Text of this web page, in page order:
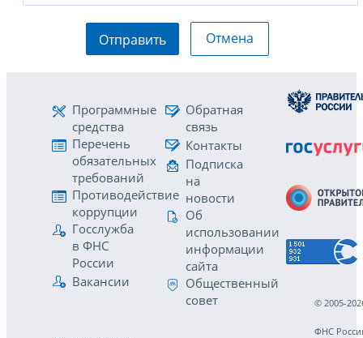
Отправить Отмена
Программные
средства
Перечень
обязательных
требований
Противодействие
коррупции
Госслужба
в ФНС
России
Вакансии
Обратная
связь
Контакты
Подписка
на
новости
Об
использовании
информации
сайта
Общественный
совет
© 2005-
ФНС